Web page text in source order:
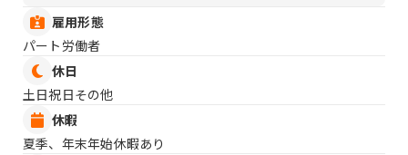
雇用形態
パート労働者
休日
土日祝日その他
休暇
夏季、年末年始休暇あり